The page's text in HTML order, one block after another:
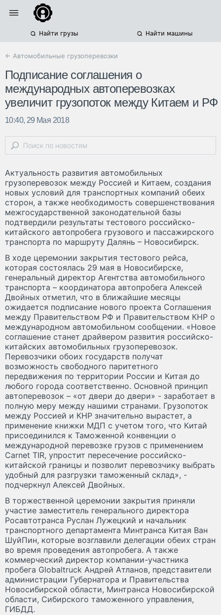
Найти грузы Найти машины
← Автомобильные грузоперевозки
Подписание соглашения о
международных автоперевозках
увеличит грузопоток между Китаем и РФ
10:40, 29 Мая 2018
Актуальность развития автомобильных
грузоперевозок между Россией и Китаем, создания
новых условий для транспортных компаний обеих
сторон, а также необходимость совершенствования
межгосударственной законодательной базы
подтвердили результаты тестового российско-
китайского автопробега грузового и пассажирского
транспорта по маршруту Далянь – Новосибирск.
В ходе церемонии закрытия тестового рейса,
которая состоялась 29 мая в Новосибирске,
генеральный директор Агентства автомобильного
транспорта – координатора автопробега Алексей
Двойных отметил, что в ближайшие месяцы
ожидается подписание нового проекта Соглашения
между Правительством РФ и Правительством КНР о
международном автомобильном сообщении. «Новое
соглашение станет драйвером развития российско-
китайских автомобильных грузоперевозок.
Перевозчики обоих государств получат
возможность свободного паритетного
передвижения по территории России и Китая до
любого города соответственно. Основной принцип
автоперевозок – «от двери до двери» - заработает в
полную меру между нашими странами. Грузопоток
между Россией и КНР значительно вырастет, а
применение книжки МДП с учетом того, что Китай
присоединился к Таможенной конвенции о
международной перевозке грузов с применением
Carnet TIR, упростит пересечение российско-
китайской границы и позволит перевозчику выбрать
удобный для разгрузки таможенный склад», -
подчеркнул Алексей Двойных.
В торжественной церемонии закрытия приняли
участие заместитель генерального директора
Росавтотранса Руслан Лужецкий и начальник
транспортного департамента Минтранса Китая Ван
ШуйПин, которые возглавили делегации обеих стран
во время проведения автопробега. А также
коммерческий директор компании-участника
пробега Globaltruck Андрей Атланов, представители
администрации Губернатора и Правительства
Новосибирской области, Минтранса Новосибирской
области, Сибирского таможенного управления,
ГИБДД.